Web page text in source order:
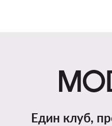
Един клуб,